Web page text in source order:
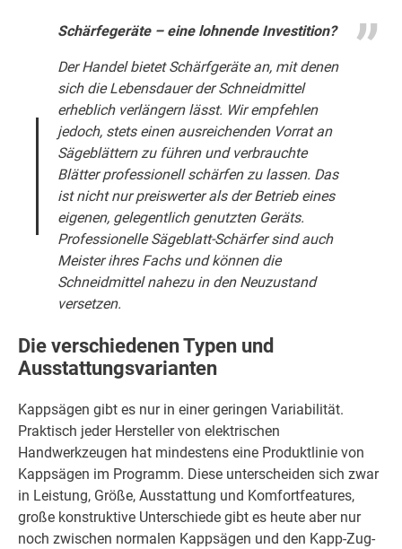
Schärfegeräte – eine lohnende Investition?
Der Handel bietet Schärfgeräte an, mit denen
sich die Lebensdauer der Schneidmittel
erheblich verlängern lässt. Wir empfehlen
jedoch, stets einen ausreichenden Vorrat an
Sägeblättern zu führen und verbrauchte
Blätter professionell schärfen zu lassen. Das
ist nicht nur preiswerter als der Betrieb eines
eigenen, gelegentlich genutzten Geräts.
Professionelle Sägeblatt-Schärfer sind auch
Meister ihres Fachs und können die
Schneidmittel nahezu in den Neuzustand
versetzen.
Die verschiedenen Typen und
Ausstattungsvarianten
Kappsägen gibt es nur in einer geringen Variabilität.
Praktisch jeder Hersteller von elektrischen
Handwerkzeugen hat mindestens eine Produktlinie von
Kappsägen im Programm. Diese unterscheiden sich zwar
in Leistung, Größe, Ausstattung und Komfortfeatures,
große konstruktive Unterschiede gibt es heute aber nur
noch zwischen normalen Kappsägen und den Kapp-Zug-